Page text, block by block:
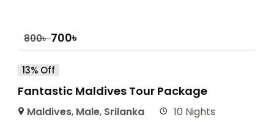
800৳ 700৳
13% Off
Fantastic Maldives Tour Package
Maldives, Male, Srilanka 10 Nights